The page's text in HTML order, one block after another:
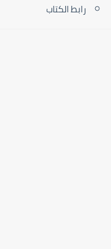
رابط الكتاب